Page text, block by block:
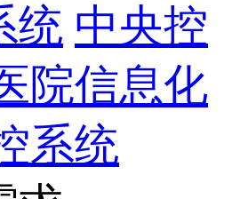
统 中央控
院信息化
系统